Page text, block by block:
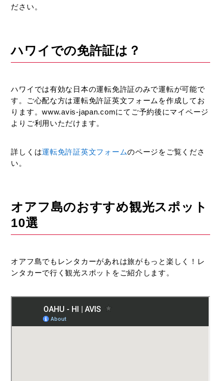
ださい。
ハワイでの免許証は？
ハワイでは有効な日本の運転免許証のみで運転が可能で
す。ご心配な方は運転免許証英文フォームを作成してお
ります。www.avis-japan.comにてご予約後にマイページ
よりご利用いただけます。
詳しくは運転免許証英文フォームのページをご覧くださ
い。
オアフ島のおすすめ観光スポット
10選
オアフ島でもレンタカーがあれは旅がもっと楽しく！レ
ンタカーで行く観光スポットをご紹介します。